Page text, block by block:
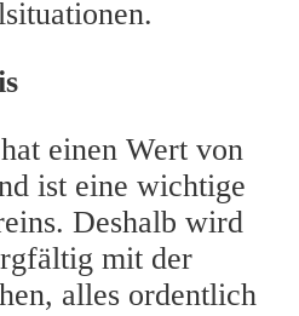
einen Wert von
ist eine wichtige
Deshalb wird
mit der
alles ordentlich